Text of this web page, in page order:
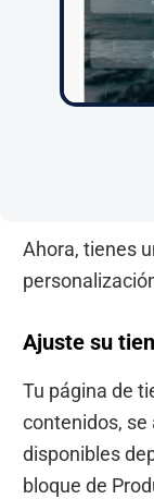
Ahora, tienes
Ajuste su
Tu página de
contenidos, se
disponibles
bloque de